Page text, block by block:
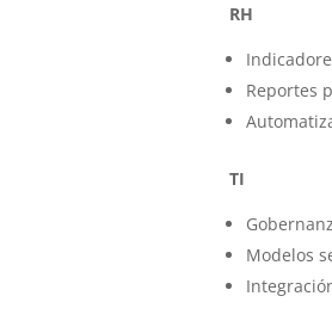
RH
Reportes
TI
Modelos